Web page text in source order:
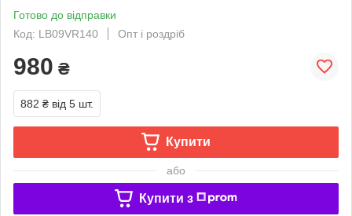
Готово до відправки
Код: LB09VR140
Опт і роздріб
980 ₴
882 ₴ від 5 шт.
Купити
або
Купити з